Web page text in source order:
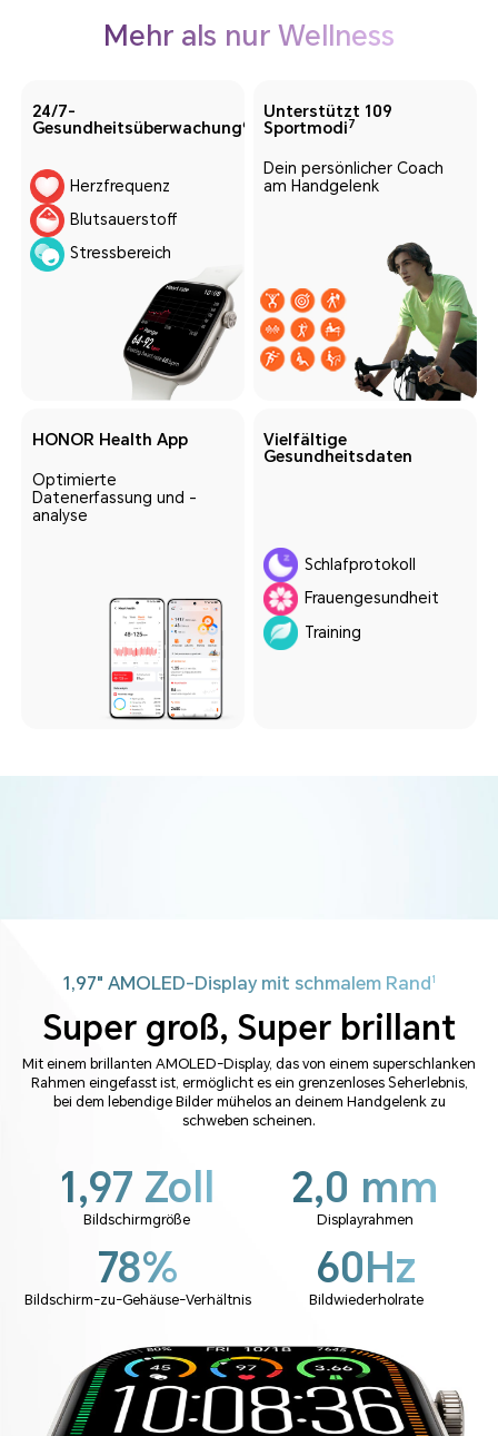
Mehr als nur Wellness
Herzfrequenz
Blutsauerstoff
Stressbereich
24/7-
Gesundheitsüberwachung6
Unterstützt 109
Sportmodi7
Dein persönlicher Coach
am Handgelenk
HONOR Health App
Optimierte
Datenerfassung und -
analyse
Schlafprotokoll
Frauengesundheit
Training
Vielfältige
Gesundheitsdaten
Sprengt jede
Vorstellungskraft
1,97" AMOLED-Display mit schmalem Rand 1
Super groß, Super brillant
Mit einem brillanten AMOLED-Display, das von einem superschlanken
Rahmen eingefasst ist, ermöglicht es ein grenzenloses Seherlebnis,
bei dem lebendige Bilder mühelos an deinem Handgelenk zu
schweben scheinen.
1,97 Zoll
Bildschirmgröße
78%
Bildschirm-zu-Gehäuse-Verhältnis
2,0 mm
Displayrahmen
60Hz
Bildwiederholrate